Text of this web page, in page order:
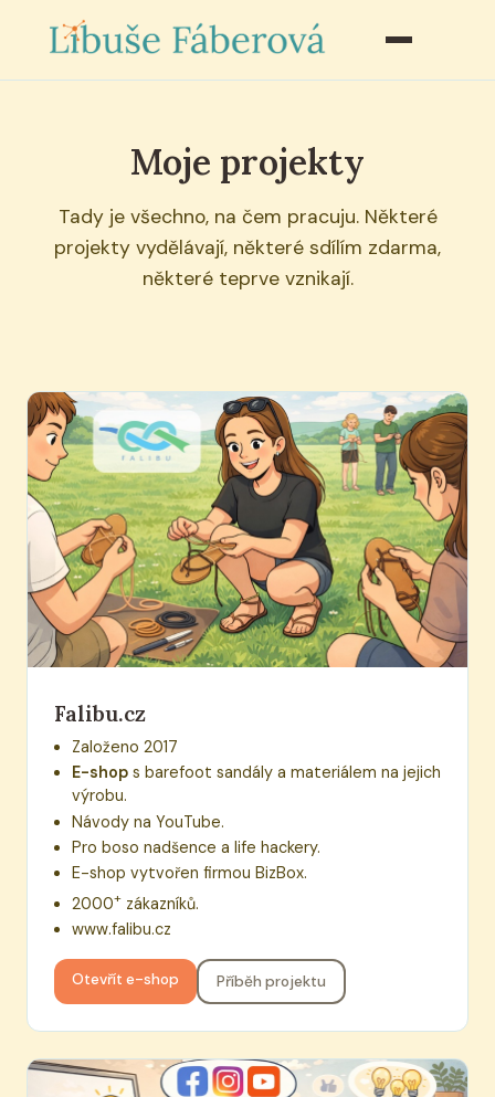
Moje projekty
Tady je všechno, na čem pracuju. Některé
projekty vydělávají, některé sdílím zdarma,
některé teprve vznikají.
Falibu.cz
Založeno 2017
E-shop s barefoot sandály a materiálem na jejich
výrobu.
Návody na YouTube.
Pro boso nadšence a life hackery.
E-shop vytvořen firmou BizBox.
2000+ zákazníků.
www.falibu.cz
Otevřít e-shop Příběh projektu